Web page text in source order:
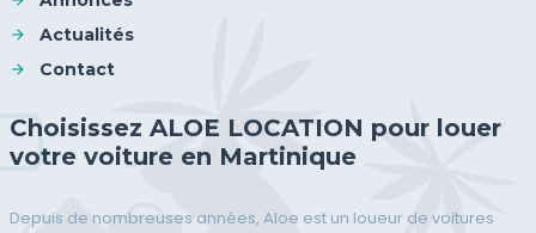
Actualités
Contact
Choisissez ALOE LOCATION pour louer
votre voiture en Martinique
Depuis de nombreuses années, Aloe est un loueur de voitures